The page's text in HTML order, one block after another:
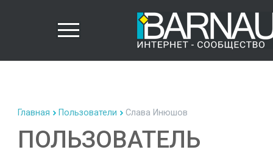
Главная Пользователи Слава Инюшов
ПОЛЬЗОВАТЕЛЬ